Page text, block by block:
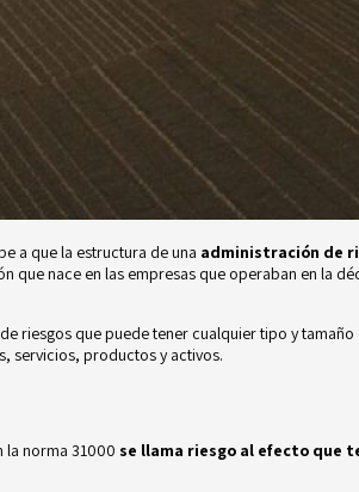
a que la estructura de una administración de
que nace en las empresas que operaban en la
riesgos que puede tener cualquier tipo y
servicios, productos y activos.
la norma 31000 se llama riesgo al efecto que